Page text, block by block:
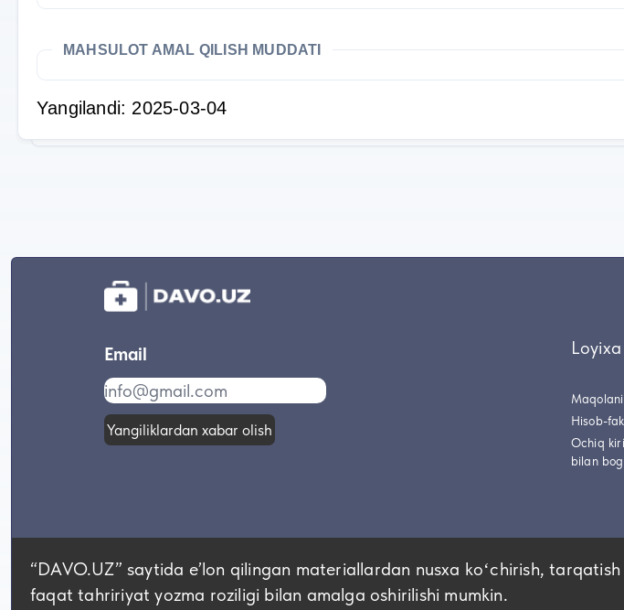
MAHSULOT AMAL QILISH MUDDATI
Yangilandi: 2025-03-04
Email
Yangiliklardan xabar olish
Hisob-
Ochiq
bilan
“DAVO.UZ” saytida eʼlon qilingan materiallardan nusxa koʻchirish,
faqat tahririyat yozma roziligi bilan amalga oshirilishi mumkin.